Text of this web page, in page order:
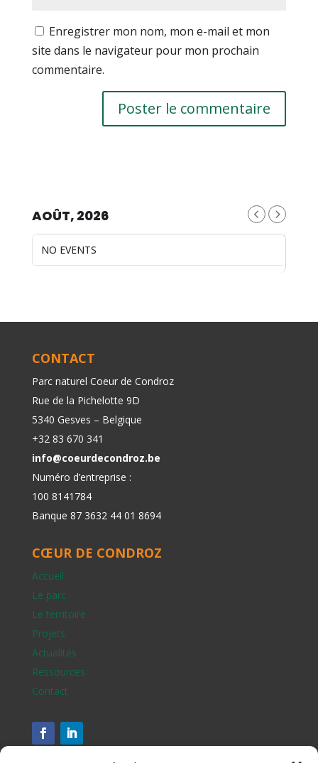
Enregistrer mon nom, mon e-mail et mon
site dans le navigateur pour mon prochain
commentaire.
AOÛT, 2026
NO EVENTS
CONTACT
Parc naturel Coeur de Condroz
Rue de la Pichelotte 9D
5340 Gesves – Belgique
+32 83 670 341
info@coeurdecondroz.be
Numéro d’entreprise :
100 8141784
Banque 87 3632 44 01 8694
CŒUR DE CONDROZ
Accueil
Le parc
Le territoire
Projets
Actualités
Ressources
Contact